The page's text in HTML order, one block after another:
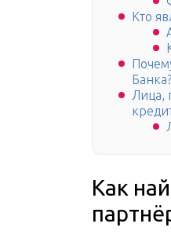
Кто
Банка?
Лица,
Как